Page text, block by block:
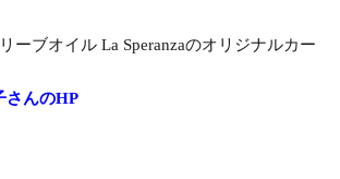
ーブオイル La Speranzaのオリジナルカー
さんのHP